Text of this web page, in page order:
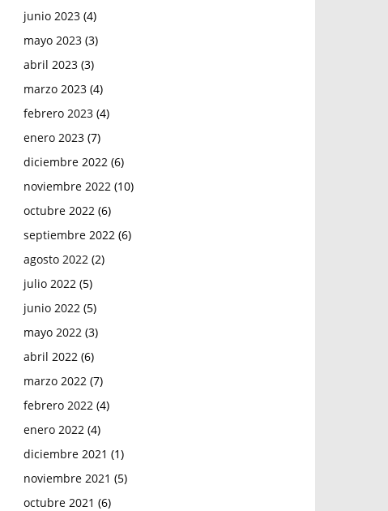
junio 2023 (4)
mayo 2023 (3)
abril 2023 (3)
marzo 2023 (4)
febrero 2023 (4)
enero 2023 (7)
diciembre 2022 (6)
noviembre 2022 (10)
octubre 2022 (6)
septiembre 2022 (6)
agosto 2022 (2)
julio 2022 (5)
junio 2022 (5)
mayo 2022 (3)
abril 2022 (6)
marzo 2022 (7)
febrero 2022 (4)
enero 2022 (4)
diciembre 2021 (1)
noviembre 2021 (5)
octubre 2021 (6)